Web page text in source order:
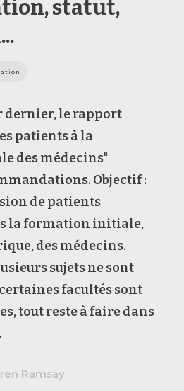
statut,
dernier, le rapport
patients à la
des médecins"
Objectif :
de patients
la formation initiale,
des médecins.
sujets ne sont
facultés sont
tout reste à faire dans
Ramsay